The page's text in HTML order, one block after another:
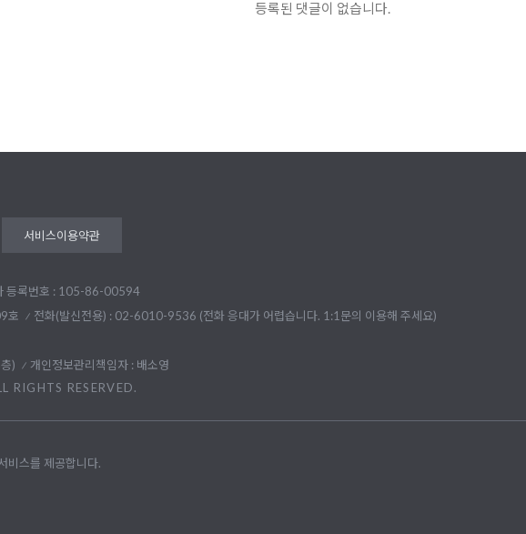
등록된 댓글이 없습니다.
서비스이용약관
등록번호 : 105-86-00594
호
전화(발신전용) : 02-6010-9536 (전화 응대가 어렵습니다. 1:1문의 이용해 주세요)
)
개인정보관리책임자 : 배소영
RIGHTS RESERVED.
비스를 제공합니다.